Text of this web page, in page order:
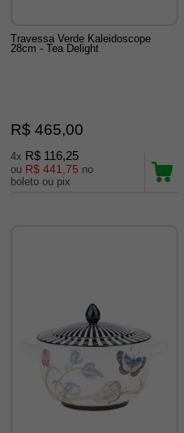
Travessa Verde Kaleidoscope
28cm - Tea Delight
R$ 465,00
4x R$ 116,25
ou R$ 441,75 no
boleto ou pix